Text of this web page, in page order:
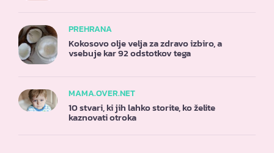
PREHRANA
Kokosovo olje velja za zdravo izbiro, a
vsebuje kar 92 odstotkov tega
MAMA.OVER.NET
10 stvari, ki jih lahko storite, ko želite
kaznovati otroka